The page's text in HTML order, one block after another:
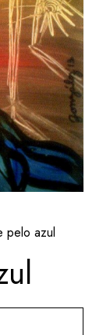
pelo azul